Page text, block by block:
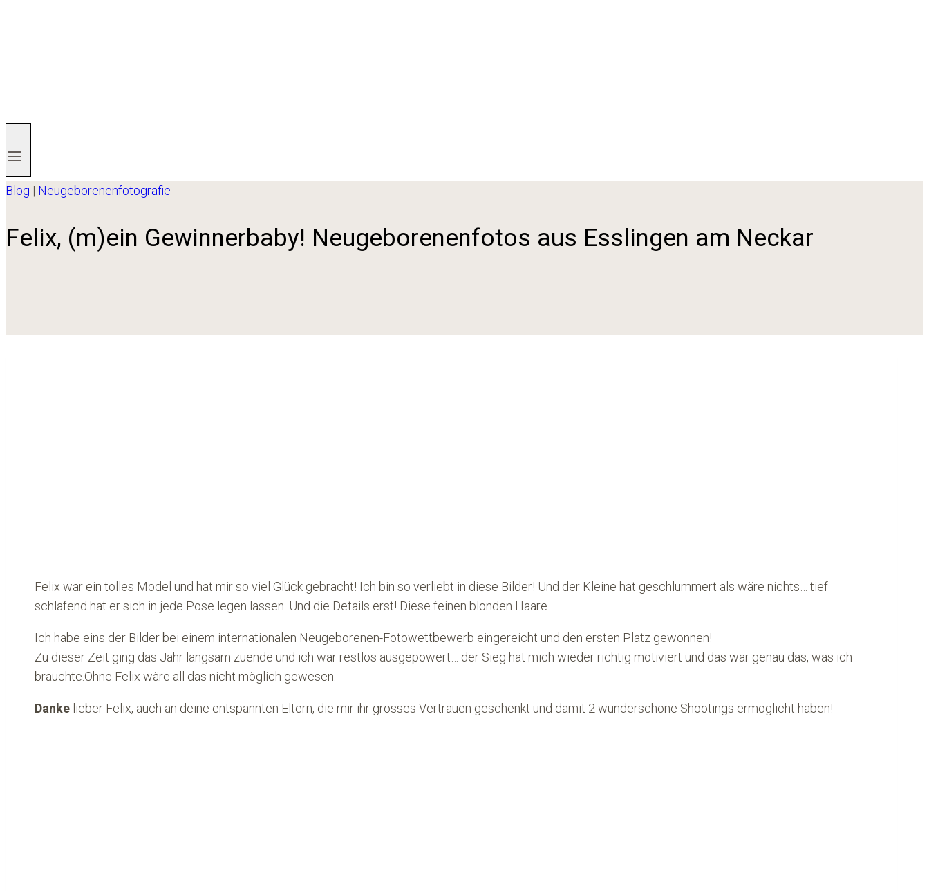
Blog | Neugeborenenfotografie
Felix, (m)ein Gewinnerbaby! Neugeborenenfotos aus Esslingen am Neckar
Felix war ein tolles Model und hat mir so viel Glück gebracht! Ich bin so verliebt in diese Bilder! Und der Kleine hat geschlummert als wäre nichts… tief
schlafend hat er sich in jede Pose legen lassen. Und die Details erst! Diese feinen blonden Haare…
Ich habe eins der Bilder bei einem internationalen Neugeborenen-Fotowettbewerb eingereicht und den ersten Platz gewonnen!
Zu dieser Zeit ging das Jahr langsam zuende und ich war restlos ausgepowert… der Sieg hat mich wieder richtig motiviert und das war genau das, was ich
brauchte.Ohne Felix wäre all das nicht möglich gewesen.
Dankelieber Felix, auch an deine entspannten Eltern, die mir ihr grosses Vertrauen geschenkt und damit 2 wunderschöne Shootings ermöglicht haben!